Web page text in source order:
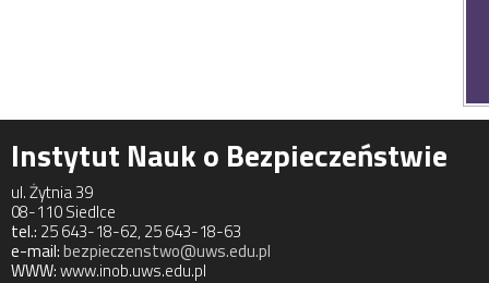
Instytut Nauk o Bezpieczeństwie
ul. Żytnia 39
08-110 Siedlce
tel.: 25 643-18-62, 25 643-18-63
e-mail:bezpieczenstwo@uws.edu.pl
WWW:www.inob.uws.edu.pl